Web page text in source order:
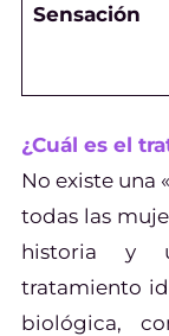
Sensación
¿Cuál es el
No existe una
todas las
historia y
tratamiento
biológica,